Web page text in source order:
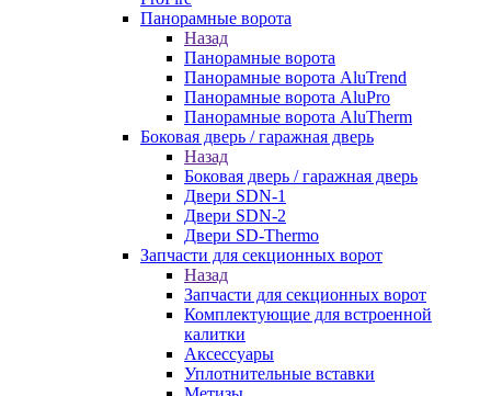
Панорамные ворота
Назад
Панорамные ворота
Панорамные ворота AluTrend
Панорамные ворота AluPro
Панорамные ворота AluTherm
Боковая дверь / гаражная дверь
Назад
Боковая дверь / гаражная дверь
Двери SDN-1
Двери SDN-2
Двери SD-Thermo
Запчасти для секционных ворот
Назад
Запчасти для секционных ворот
Комплектующие для встроенной
калитки
Аксессуары
Уплотнительные вставки